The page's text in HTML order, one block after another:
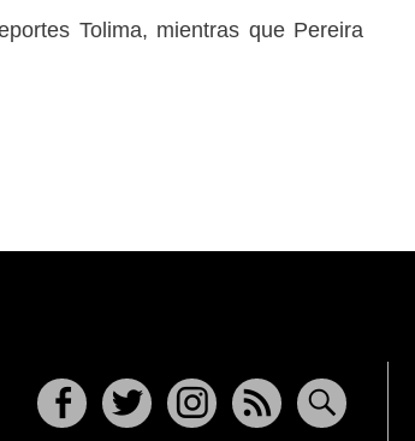
Tolima, mientras que Pereira